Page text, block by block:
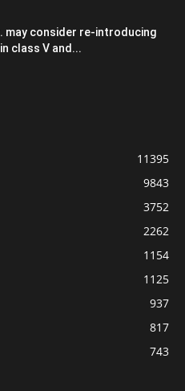
may consider re-introducing
class V and...
11395
9843
3752
2262
1154
1125
937
817
743